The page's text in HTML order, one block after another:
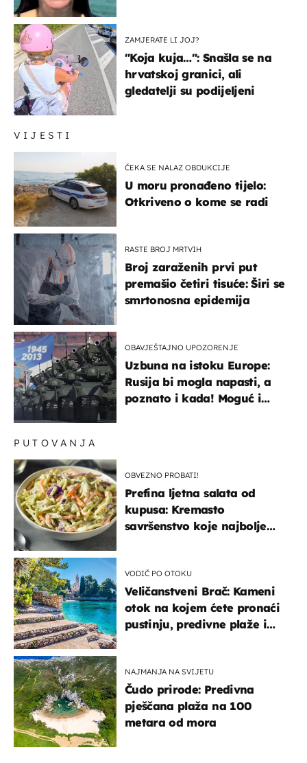
VIJESTI
ČEKA SE NALAZ OBDUKCIJE
U moru pronađeno tijelo:
Otkriveno o kome se radi
RASTE BROJ MRTVIH
Broj zaraženih prvi put
premašio četiri tisuće: Širi se
smrtonosna epidemija
OBAVJEŠTAJNO UPOZORENJE
Uzbuna na istoku Europe:
Rusija bi mogla napasti, a
poznato i kada! Moguć i
ZAMJERATE LI JOJ?
"Koja kuja…": Snašla se na
hrvatskoj granici, ali
gledatelji su podijeljeni
PUTOVANJA
OBVEZNO PROBATI!
Prefina ljetna salata od
kupusa: Kremasto
savršenstvo koje najbolje
VODIČ PO OTOKU
Veličanstveni Brač: Kameni
otok na kojem ćete pronaći
pustinju, predivne plaže i
NAJMANJA NA SVIJETU
Čudo prirode: Predivna
pješčana plaža na 100
metara od mora